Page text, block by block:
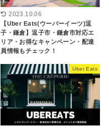
2023.10.06
【Uber Eats(ウーバーイーツ)逗
子・鎌倉】逗子市・鎌倉市対応エ
リア・お得なキャンペーン・配達
員情報もチェック！
Uber Eats